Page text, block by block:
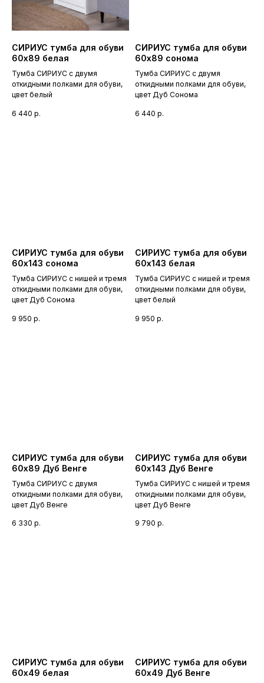
СИРИУС тумба для обуви
60х89 белая
Тумба СИРИУС с двумя
откидными полками для обуви,
цвет белый
6 440 р.
СИРИУС тумба для обуви
60х89 сонома
Тумба СИРИУС с двумя
откидными полками для обуви,
цвет Дуб Сонома
6 440 р.
СИРИУС тумба для обуви
60х143 сонома
Тумба СИРИУС с нишей и тремя
откидными полками для обуви,
цвет Дуб Сонома
9 950 р.
СИРИУС тумба для обуви
60х143 белая
Тумба СИРИУС с нишей и тремя
откидными полками для обуви,
цвет белый
9 950 р.
СИРИУС тумба для обуви
60х89 Дуб Венге
Тумба СИРИУС с двумя
откидными полками для обуви,
цвет Дуб Венге
6 330 р.
СИРИУС тумба для обуви
60х143 Дуб Венге
Тумба СИРИУС с нишей и тремя
откидными полками для обуви,
цвет Дуб Венге
9 790 р.
СИРИУС тумба для обуви
60х49 белая
СИРИУС тумба для обуви
60х49 Дуб Венге